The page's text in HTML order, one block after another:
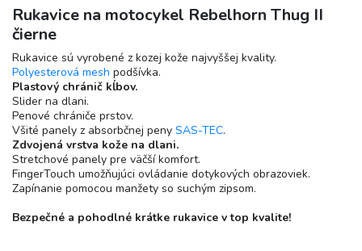
Rukavice na motocykel Rebelhorn Thug II
čierne
Rukavice sú vyrobené z kozej kože najvyššej kvality.
Polyesterová mesh podšívka.
Plastový chránič kĺbov.
Slider na dlani.
Penové chrániče prstov.
Všité panely z absorbčnej peny SAS-TEC.
Zdvojená vrstva kože na dlani.
Stretchové panely pre väčší komfort.
FingerTouch umožňujúci ovládanie dotykových obrazoviek.
Zapínanie pomocou manžety so suchým zipsom.
Bezpečné a pohodlné krátke rukavice v top kvalite!